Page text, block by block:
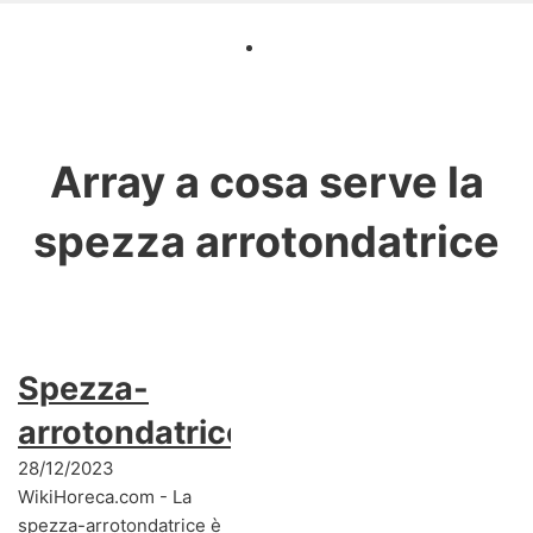
Array a cosa serve la
spezza arrotondatrice
Spezza-
arrotondatrice
28/12/2023
WikiHoreca.com - La
spezza-arrotondatrice è